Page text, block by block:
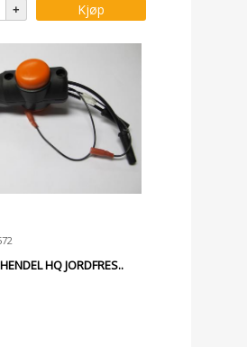
Kjøp
HQ JORDFRES..